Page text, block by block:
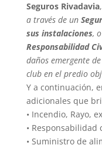
Seguros Rivadavia,
a través de un
sus instalaciones,
Responsabilidad
daños emergente
club en el predio
Y a continuación,
adicionales que
• Incendio, Rayo,
• Responsabilidad
• Suministro de